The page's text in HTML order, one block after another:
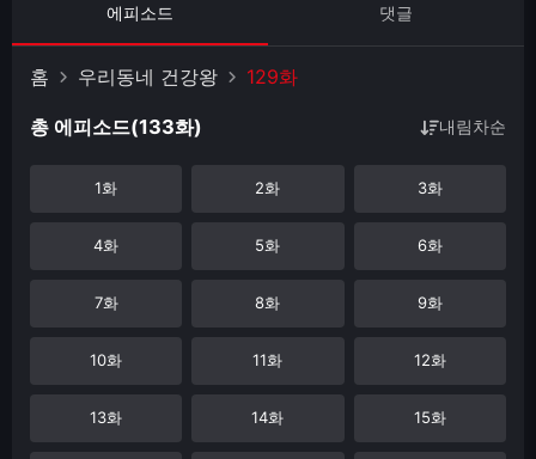
에피소드 댓글
홈 우리동네 건강왕 129화
총 에피소드(133화) 내림차순
1화 2화 3화
4화 5화 6화
7화 8화 9화
10화 11화 12화
13화 14화 15화